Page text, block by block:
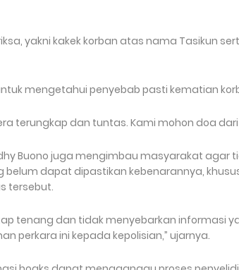
yakni kakek korban atas nama Tasikun
mengetahui penyebab pasti kematian
terungkap dan tuntas. Kami mohon doa
Buono juga mengimbau masyarakat
dapat dipastikan kebenarannya,
tersebut.
tenang dan tidak menyebarkan informasi
perkara ini kepada kepolisian,” ujarnya.